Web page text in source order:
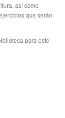
así como
que serán
para este